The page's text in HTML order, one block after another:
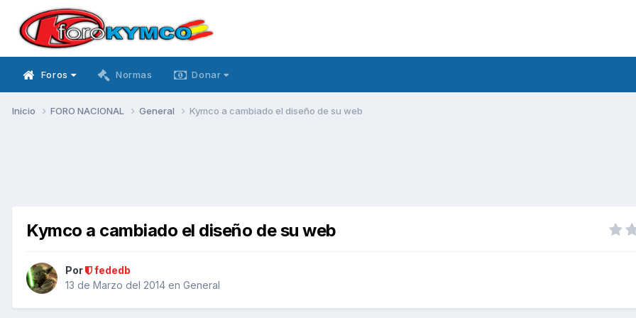
Foros Normas Donar
Inicio FORO NACIONAL General Kymco a cambiado el diseño de su web
Kymco a cambiado el diseño de su web
Por
fededb
13 de Marzo del 2014 en General